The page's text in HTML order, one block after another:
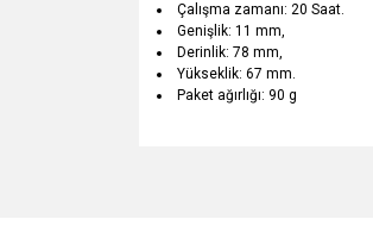
Çalışma zamanı: 20 Saat.
Genişlik: 11 mm,
Derinlik: 78 mm,
Yükseklik: 67 mm.
Paket ağırlığı: 90 g